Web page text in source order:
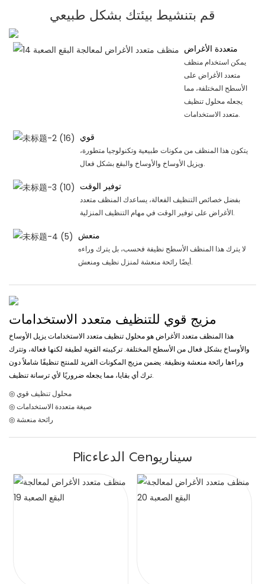
قم بتنشيط بيئتك بشكل طبيعي
متعددة الأغراض
يمكن استخدام منظف
متعدد الأغراض على
الأسطح المختلفة، مما
يجعله محلول تنظيف
متعدد الاستخدامات.
قوي
يتكون هذا المنظف من مكونات طبيعية وتكنولوجيا متطورة،
ويزيل الأوساخ والأوساخ والبقع بشكل فعال.
توفير الوقت
بفضل خصائص التنظيف الفعالة، يساعدك المنظف متعدد
الأغراض على توفير الوقت في مهام التنظيف المنزلية.
منعش
لا يترك هذا المنظف الأسطح نظيفة فحسب، بل يترك وراءه
أيضًا رائحة منعشة لمنزل نظيف ومنعش.
مزيج قوي للتنظيف متعدد الاستخدامات
هذا المنظف متعدد الأغراض هو محلول تنظيف متعدد الاستخدامات يزيل الأوساخ
والأوساخ بشكل فعال من الأسطح المختلفة. تركيبته القوية لطيفة لكنها فعالة، وتترك
وراءها رائحة منعشة ونظيفة. يضمن مزيج المكونات الفريد للمنتج تنظيفًا شاملاً دون
ترك أي بقايا، مما يجعله ضروريًا لأي ترسانة تنظيف.
◎ محلول تنظيف قوي
◎ صيغة متعددة الاستخدامات
◎ رائحة منعشة
Plicالدعاء Cenسيناريو